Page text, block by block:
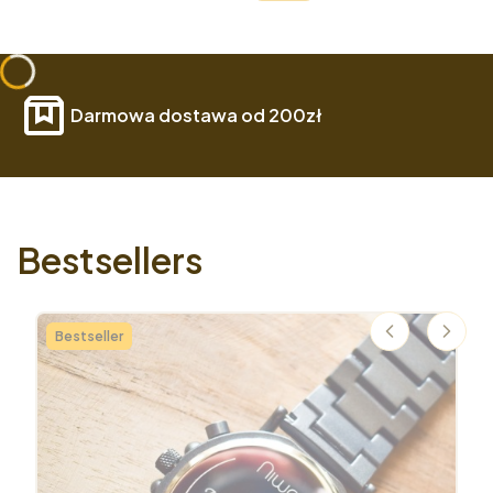
Darmowa dostawa od 200zł
Bestsellers
Bestseller